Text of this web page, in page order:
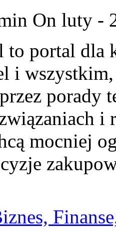
On luty -
to portal dla
i
porady
i
mocniej